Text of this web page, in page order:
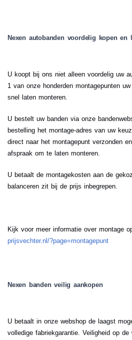
Nexen autobanden voordelig kopen en
U koopt bij ons niet alleen voordelig uw
1 van onze honderden montagepunten
snel laten monteren.
U bestelt uw banden via onze
bestelling het montage-adres van uw
direct naar het montagepunt verzonden
afspraak om te laten monteren.
U betaalt de montagekosten aan de
balanceren zit bij de prijs inbegrepen.
Kijk voor meer informatie over montage
prijsvechter.nl/?page=montagepunt
Nexen banden veilig aankopen
U betaalt in onze webshop de laagst
volledige fabriekgarantie. Veiligheid op